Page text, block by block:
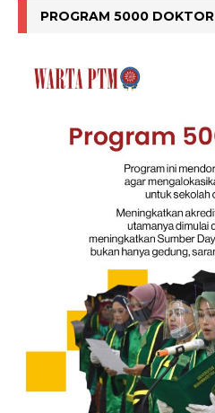
PROGRAM 5000 DOKTOR